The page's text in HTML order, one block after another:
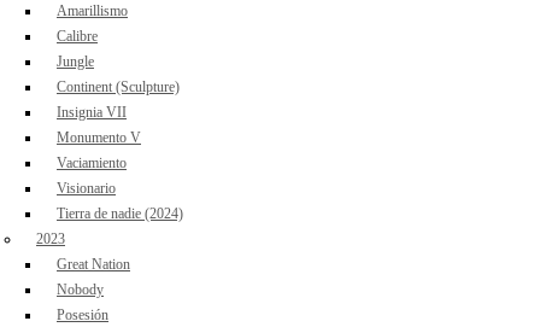
Amarillismo
Calibre
Jungle
Continent (Sculpture)
Insignia VII
Monumento V
Vaciamiento
Visionario
Tierra de nadie (2024)
2023
Great Nation
Nobody
Posesión